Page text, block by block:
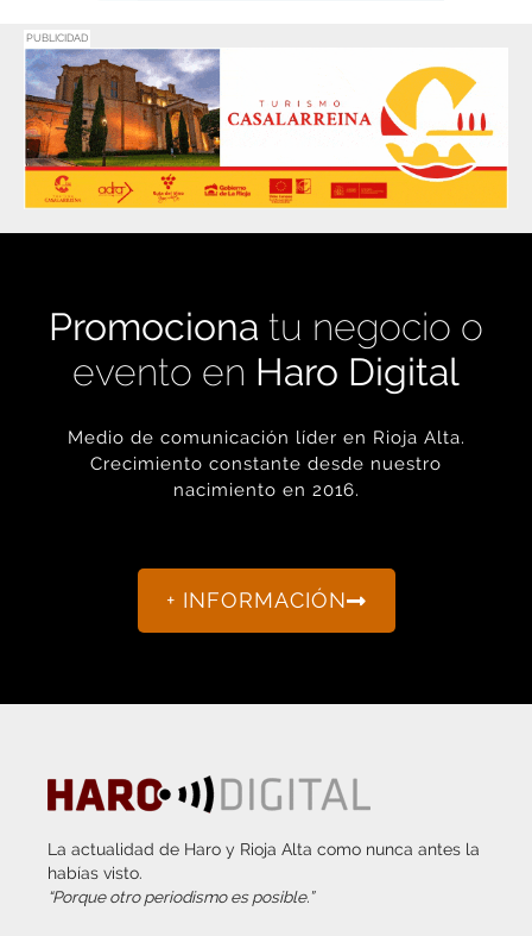
PUBLICIDAD
Promociona tu negocio o
evento en Haro Digital
Medio de comunicación líder en Rioja Alta.
Crecimiento constante desde nuestro
nacimiento en 2016.
+ INFORMACIÓN
La actualidad de Haro y Rioja Alta como nunca antes la
habías visto.
“Porque otro periodismo es posible.”